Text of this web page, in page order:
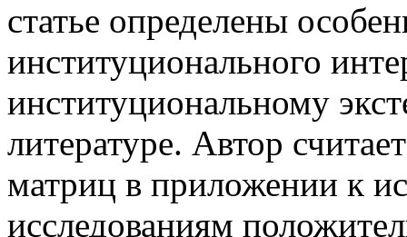
статье определены
институционального
институциональному
литературе. Автор
матриц в приложении к
исследованиям